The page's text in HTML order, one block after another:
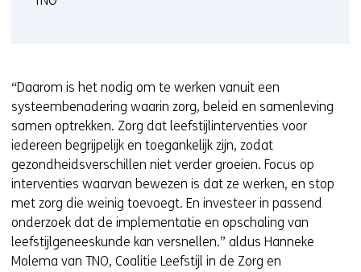
“Daarom is het nodig om te werken vanuit een
systeembenadering waarin zorg, beleid en samenleving
samen optrekken. Zorg dat leefstijlinterventies voor
iedereen begrijpelijk en toegankelijk zijn, zodat
gezondheidsverschillen niet verder groeien. Focus op
interventies waarvan bewezen is dat ze werken, en stop
met zorg die weinig toevoegt. En investeer in passend
onderzoek dat de implementatie en opschaling van
leefstijlgeneeskunde kan versnellen.” aldus Hanneke
Molema van TNO, Coalitie Leefstijl in de Zorg en